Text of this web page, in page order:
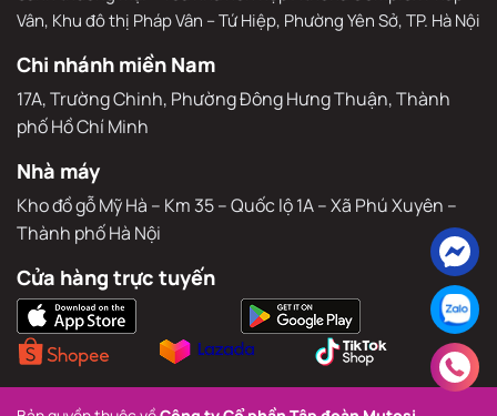
Vân, Khu đô thị Pháp Vân – Tứ Hiệp, Phường Yên Sở, TP. Hà Nội
Chi nhánh miền Nam
17A, Trường Chinh, Phường Đông Hưng Thuận, Thành
phố Hồ Chí Minh
Nhà máy
Kho đồ gỗ Mỹ Hà – Km 35 – Quốc lộ 1A – Xã Phú Xuyên –
Thành phố Hà Nội
Cửa hàng trực tuyến